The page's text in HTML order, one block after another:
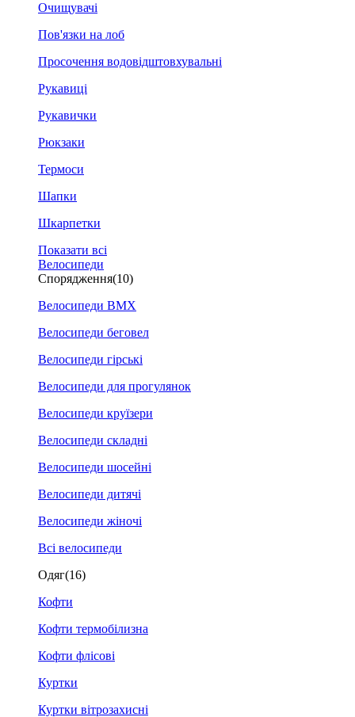
Очищувачі
Пов'язки на лоб
Просочення водовідштовхувальні
Рукавиці
Рукавички
Рюкзаки
Термоси
Шапки
Шкарпетки
Показати всі
Велосипеди
Спорядження(10)
Велосипеди BMX
Велосипеди беговел
Велосипеди гірські
Велосипеди для прогулянок
Велосипеди круїзери
Велосипеди складні
Велосипеди шосейні
Велосипеди дитячі
Велосипеди жіночі
Всі велосипеди
Одяг(16)
Кофти
Кофти термобілизна
Кофти флісові
Куртки
Куртки вітрозахисні